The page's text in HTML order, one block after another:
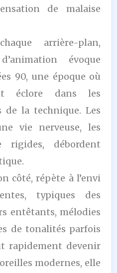
de malaise
arrière-plan,
évoque
90, une époque où
éclore dans les
de la technique. Les
vie nerveuse, les
rigides, débordent
côté, répète à l’envi
typiques des
entêtants, mélodies
de tonalités parfois
rapidement devenir
modernes, elle